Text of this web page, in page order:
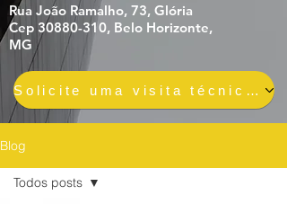
Rua João Ramalho, 73, Glória
Cep 30880-310, Belo Horizonte,
MG
Solicite uma visita técnica gratuita e sem compromisso
Blog
Todos posts